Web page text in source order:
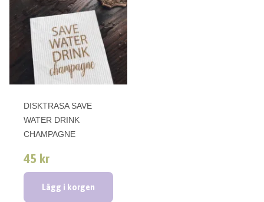
DISKTRASA SAVE
WATER DRINK
CHAMPAGNE
45 kr
Lägg i korgen